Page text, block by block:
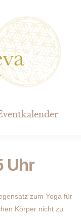
Uhr
zum Yoga für
Körper nicht zu